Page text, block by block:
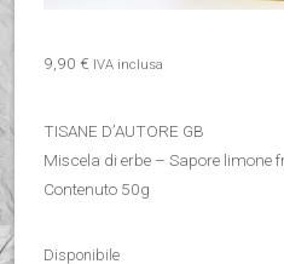
9,90 € IVA inclusa
TISANE D’AUTORE GB
Miscela di erbe – Sapore limone
Contenuto 50g
Disponibile